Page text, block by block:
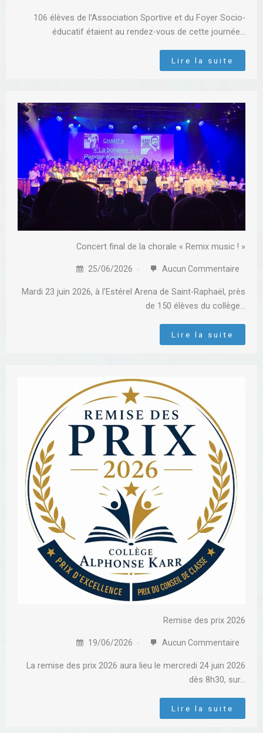
106 élèves de l’Association Sportive et du Foyer Socio-
éducatif étaient au rendez-vous de cette journée…
Lire la suite
Concert final de la chorale « Remix music ! »
25/06/2026 Aucun Commentaire
Mardi 23 juin 2026, à l’Estérel Arena de Saint-Raphaël, près
de 150 élèves du collège…
Lire la suite
Remise des prix 2026
19/06/2026 Aucun Commentaire
La remise des prix 2026 aura lieu le mercredi 24 juin 2026
dès 8h30, sur…
Lire la suite